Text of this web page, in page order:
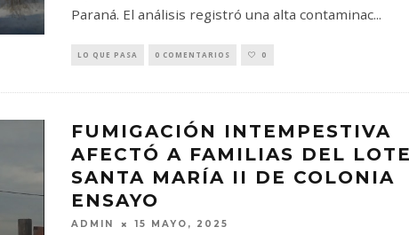
Paraná. El análisis registró una alta contaminac...
LO QUE PASA 0 COMENTARIOS 0
FUMIGACIÓN INTEMPESTIVA
AFECTÓ A FAMILIAS DEL
SANTA MARÍA II DE COLONIA
ENSAYO
ADMIN 15 MAYO, 2025